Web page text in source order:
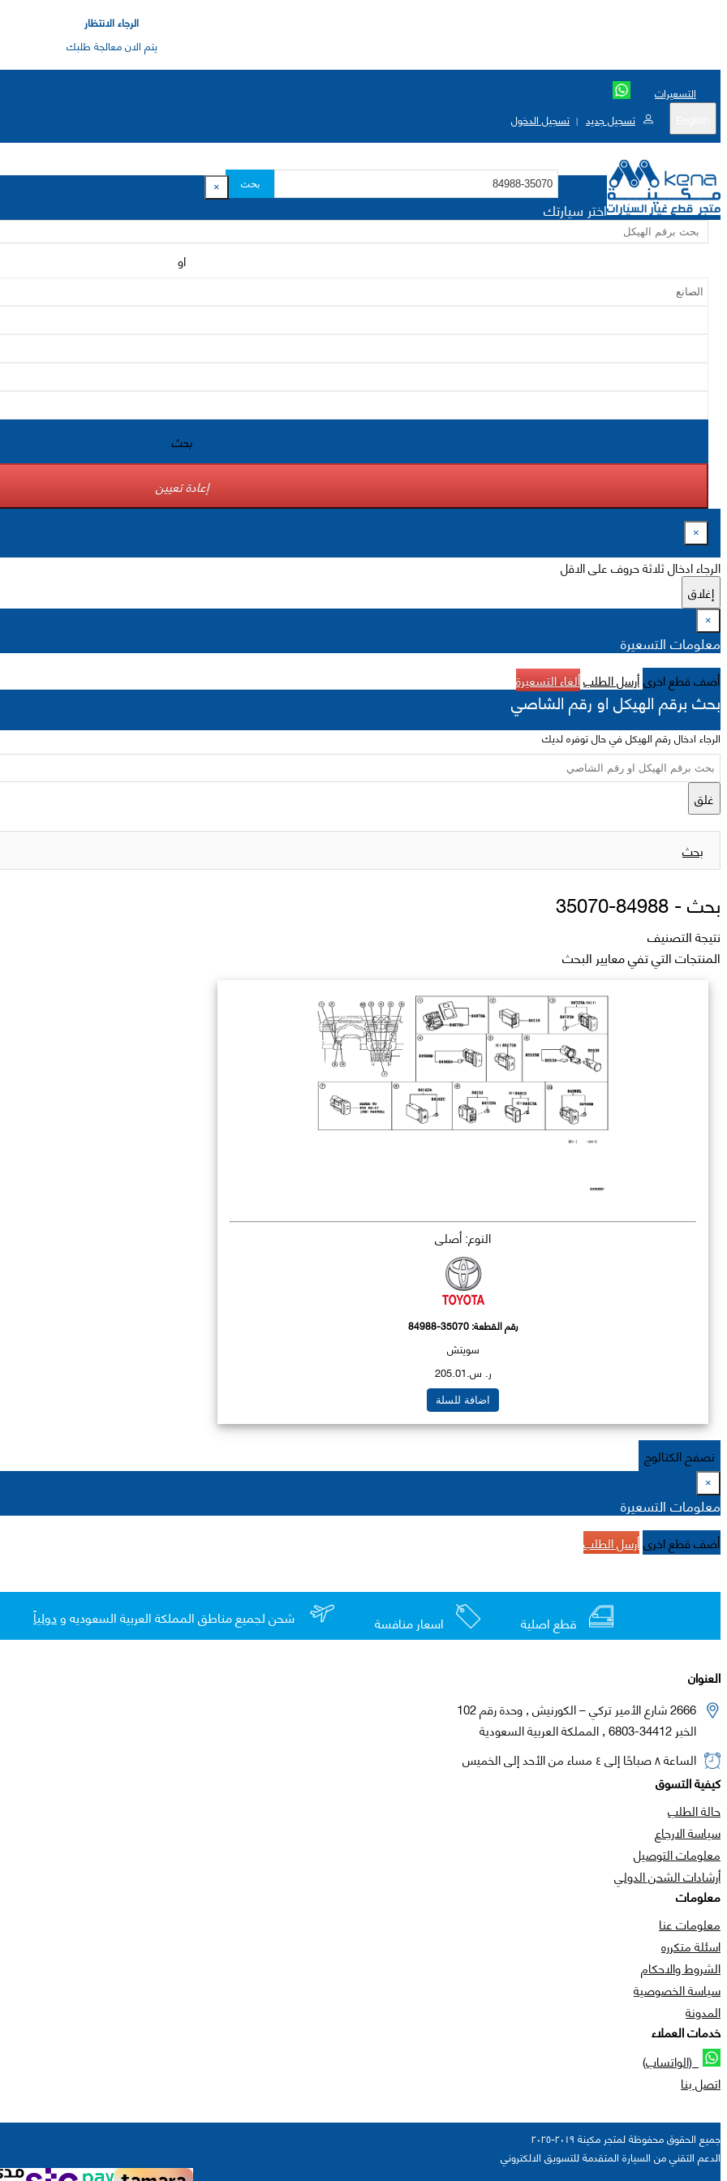
الرجاء الانتظار
يتم الان معالجة طلبك
التسعيرات
تسجيل جديد | تسجيل الدخول
بحث ×
اختر سيارتك
او
بحث
إعادة تعيين
×
الرجاء ادخال ثلاثة حروف على الاقل
إغلاق
×
معلومات التسعيرة
أضف قطع اخرىأرسل الطلبألغاء التسعيرة
بحث برقم الهيكل او رقم الشاصي
الرجاء ادخال رقم الهيكل في حال توفره لديك
غلق
بحث
بحث -84988-35070
نتيجة التصنيف
المنتجات التي تفي معايير البحث
النوع: أصلي
رقم القطعة:84988-35070
سويتش
ر. س.205.01
اضافة للسلة
تصفح الكتالوج
×
معلومات التسعيرة
أضف قطع اخرىأرسل الطلب
قطع اصلية اسعار منافسة شحن لجميع مناطق المملكة العربية السعوديه ودولياً
العنوان
2666 شارع الأمير تركي – الكورنيش , وحدة رقم 102
الخبر 34412-6803 , المملكة العربية السعودية
الساعة ٨ صباحًا إلى ٤ مساء من الأحد إلى الخميس
كيفية التسوق
حالة الطلب
سياسة الارجاع
معلومات التوصيل
أرشادات الشحن الدولي
معلومات
معلومات عنا
اسئلة متكرره
الشروط والاحكام
سياسة الخصوصية
المدونة
خدمات العملاء
(الواتساب)
اتصل بنا
جميع الحقوق محفوظة لمتجر مكينة ٢٠١٩-٢٠٢٥
الدعم التقني من السيارة المتقدمة للتسويق الالكتروني